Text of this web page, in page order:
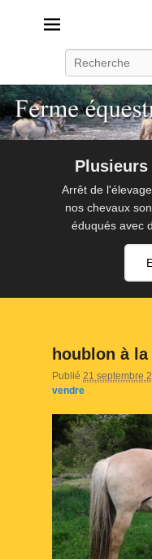
Plusieurs
Arrêt de
nos chevaux
éduqués avec
houblon à
Publié 21 septembre
vendre